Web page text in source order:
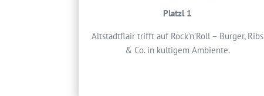
Platzl 1
Altstadtflair trifft auf Rock’n’Roll – Burger, Ribs
& Co. in kultigem Ambiente.